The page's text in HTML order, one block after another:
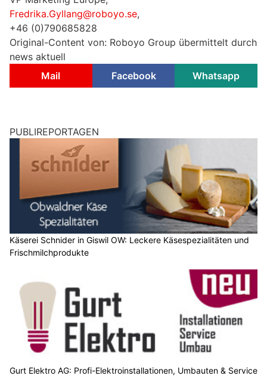
Fredrika.Gyllang@roboyo.se,
+46 (0)790685828
Original-Content von: Roboyo Group übermittelt durch
news aktuell
Mail
Facebook Whatsapp
PUBLIREPORTAGEN
Käserei Schnider in Giswil OW: Leckere Käsespezialitäten und
Frischmilchprodukte
Gurt Elektro AG: Profi-Elektroinstallationen, Umbauten & Service